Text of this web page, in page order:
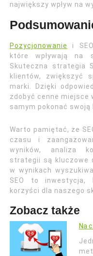
największy wpływ na
Pozycjonowanie
i
które wpływają na
Skuteczna strategia
klientów, zwiększyć
marki. Dzięki
zdobyć cenne miejsce
samym pokonać swoją
Warto pamiętać, że
czasu i
wyników, analiza
strategii są kluczowe
w wynikach
SEO to inwestycja,
korzyści dla naszego
Zobacz także
Na